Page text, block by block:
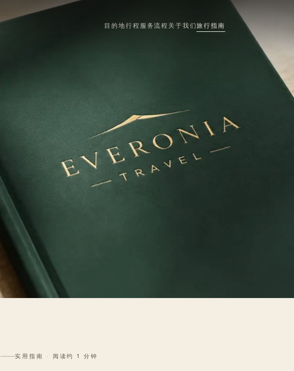
目的地行程 服务流程 关于我们旅行指南
实用指南 · 阅读约 1 分钟